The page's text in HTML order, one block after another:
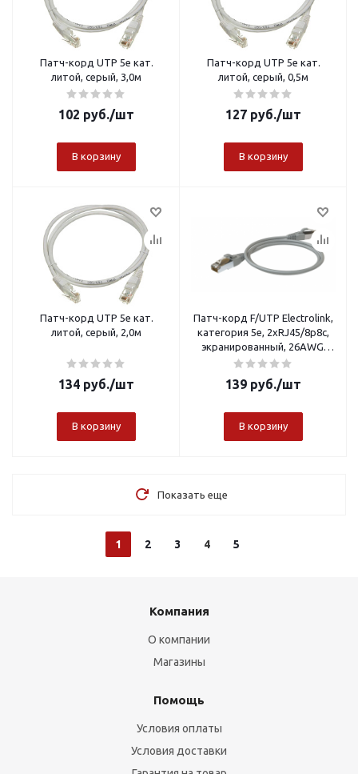
Патч-корд UTP 5e кат.
литой, серый, 3,0м
102 руб./шт
В корзину
Патч-корд UTP 5e кат.
литой, серый, 0,5м
127 руб./шт
В корзину
Патч-корд UTP 5e кат.
литой, серый, 2,0м
134 руб./шт
В корзину
Патч-корд F/UTP Electrolink,
категория 5е, 2хRJ45/8p8c,
экранированный, 26AWG,
серый, LSZH, 0,25 м
139 руб./шт
В корзину
Показать еще
1 2 3 4 5
Компания
О компании
Магазины
Помощь
Условия оплаты
Условия доставки